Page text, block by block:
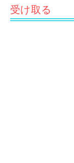
受け取る